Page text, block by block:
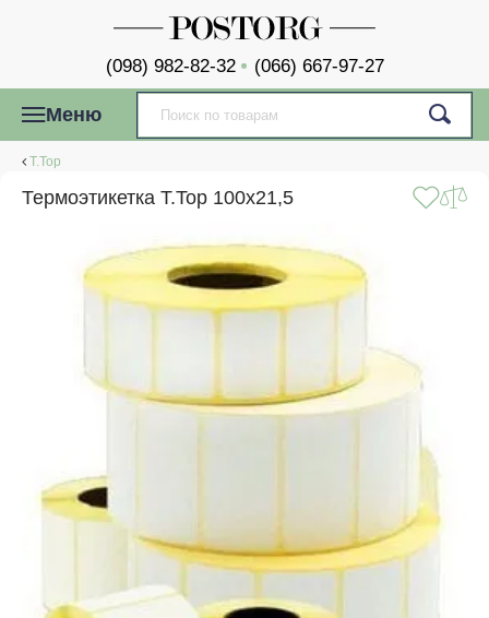
(098) 982-82-32 (066) 667-97-27
Меню
T.Top
Термоэтикетка T.Top 100x21,5